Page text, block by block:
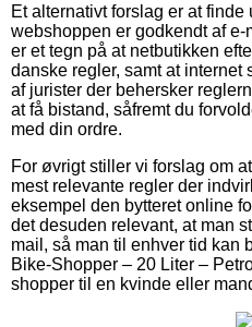
Et alternativt forslag er at
webshoppen er godkendt af
er et tegn på at netbutikken
danske regler, samt at
af jurister der behersker
at få bistand, såfremt du
med din ordre.
For øvrigt stiller vi forslag om
mest relevante regler der
eksempel den bytteret online
det desuden relevant, at man
mail, så man til enhver tid kan
Bike-Shopper – 20 Liter –
shopper til en kvinde eller